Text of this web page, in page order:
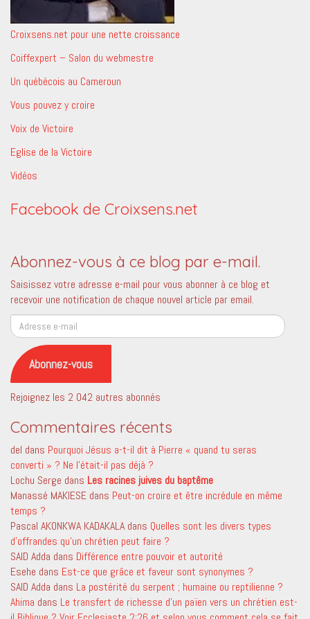
Croixsens.net pour une nette croissance
Coiffexpert – Salon du webmestre
Un québécois au Cameroun
Vous pouvez y croire
Voix de Victoire
Eglise de la Victoire
Vidéos
Facebook de Croixsens.net
Abonnez-vous à ce blog par e-mail.
Saisissez votre adresse e-mail pour vous abonner à ce blog et
recevoir une notification de chaque nouvel article par email.
Adresse
e-
mail
Abonnez-vous
Rejoignez les 2 042 autres abonnés
Commentaires récents
del dans Pourquoi Jésus a-t-il dit à Pierre « quand tu seras
converti » ? Ne l’était-il pas déjà ?
Lochu Serge dans Les racines juives du baptême
Manassé MAKIESE dans Peut-on croire et être incrédule en même
temps ?
Pascal AKONKWA KADAKALA dans Quelles sont les divers types
d’offrandes qu’un chrétien peut faire ?
SAID Adda dans Différence entre pouvoir et autorité
Esehe dans Est-ce que grâce et faveur sont synonymes ?
SAID Adda dans La postérité du serpent ; humaine ou reptilienne ?
Ahima dans Le transfert de richesse d’un païen vers un chrétien est-